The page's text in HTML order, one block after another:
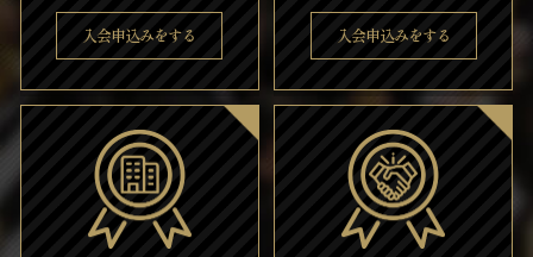
入会申込みをする 入会申込みをする